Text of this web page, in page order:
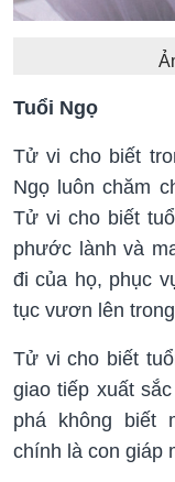
Tuổi Ngọ
Tử vi cho biết
Ngọ luôn chăm
Tử vi cho biết
phước lành và
đi của họ, phục
tục vươn lên
Tử vi cho biết
giao tiếp xuất
phá không biết
chính là con giáp